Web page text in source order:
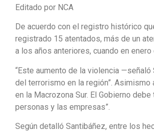
Editado por NCA
De acuerdo con el registro histórico
registrado 15 atentados, más de un
a los años anteriores, cuando en
“Este aumento de la violencia
del terrorismo en la región”.
en la Macrozona Sur. El Gobierno
personas y las empresas”.
Según detalló Santibáñez, entre los